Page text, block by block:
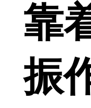
靠
振